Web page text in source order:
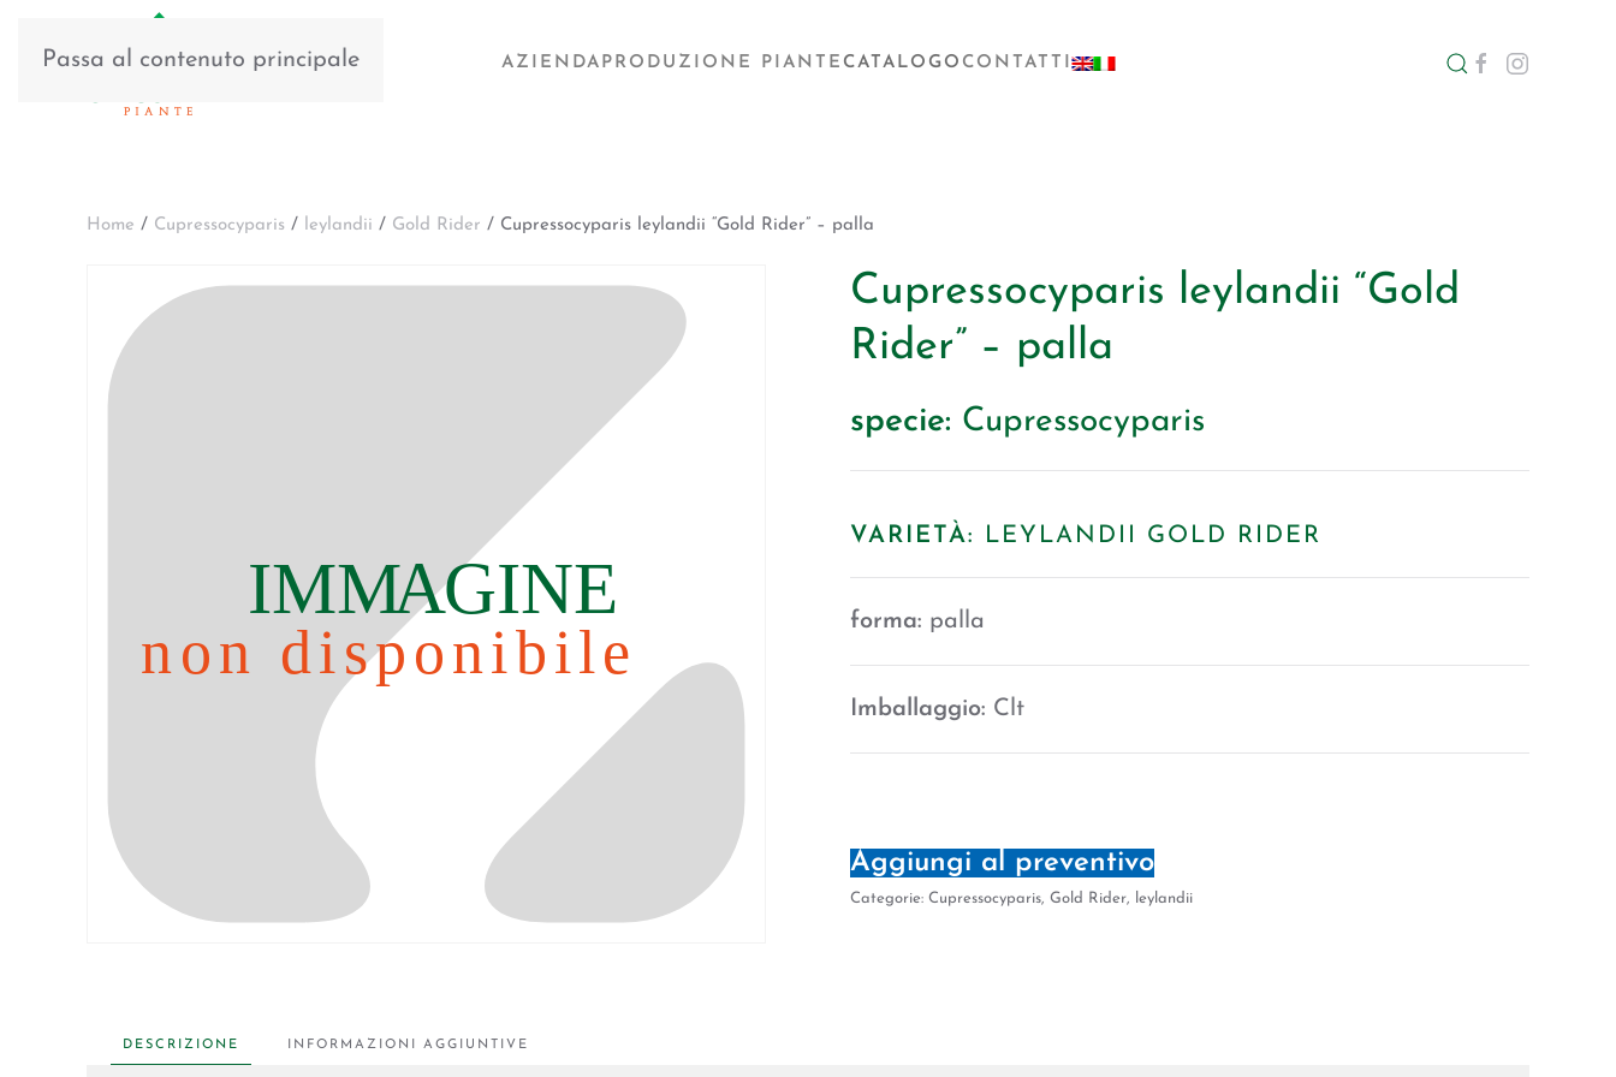
Passa al contenuto principale AZIENDA PRODUZIONE PIANTE CATALOGO CONTATTI
Home / Cupressocyparis / leylandii / Gold Rider / Cupressocyparis leylandii “Gold Rider” – palla
Cupressocyparis leylandii “Gold
Rider” – palla
specie: Cupressocyparis
VARIETÀ: LEYLANDII GOLD RIDER
forma: palla
Imballaggio: Clt
Aggiungi al preventivo
Categorie: Cupressocyparis, Gold Rider, leylandii
DESCRIZIONE INFORMAZIONI AGGIUNTIVE